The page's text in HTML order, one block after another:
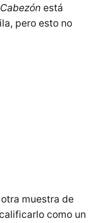
Cabezón está
pero esto no
muestra de
como un